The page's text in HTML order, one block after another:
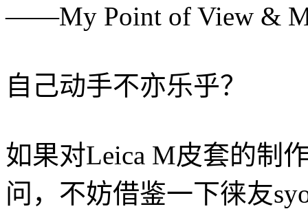
——My Point of View &
自己动手不亦乐乎？
如果对Leica M皮套的制
问，不妨借鉴一下徕友